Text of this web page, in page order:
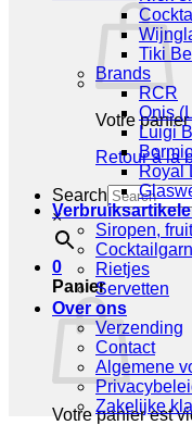
Votre
Retour à la
Search
×
0
Panier
Votre panier est
Tiki
Brands
RCR
Onis
Luigi
Royal
Siropen,
Rietjes
Servetten
Over ons
Verzending
Contact
Algemene
Zakelijke